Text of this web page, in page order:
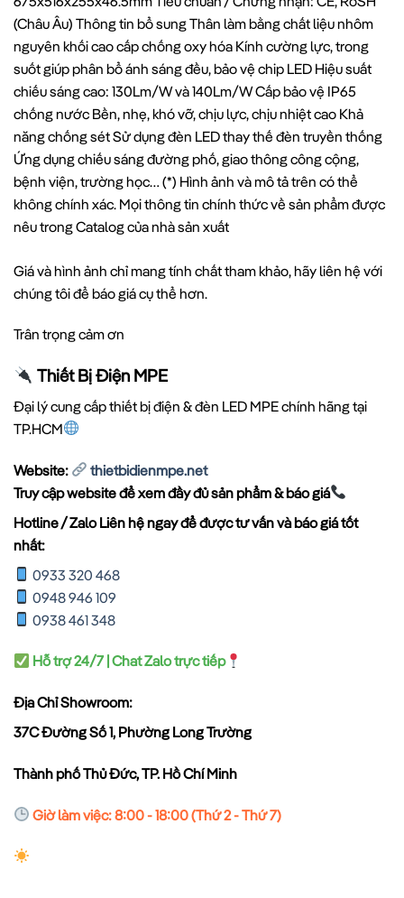
(Châu Âu) Thông tin bổ sung Thân làm bằng chất liệu nhôm
nguyên khối cao cấp chống oxy hóa Kính cường lực, trong
suốt giúp phân bổ ánh sáng đều, bảo vệ chip LED Hiệu suất
chiếu sáng cao: 130Lm/W và 140Lm/W Cấp bảo vệ IP65
chống nước Bền, nhẹ, khó vỡ, chịu lực, chịu nhiệt cao Khả
năng chống sét Sử dụng đèn LED thay thế đèn truyền thống
Ứng dụng chiếu sáng đường phố, giao thông công cộng,
bệnh viện, trường học… (*) Hình ảnh và mô tả trên có thể
không chính xác. Mọi thông tin chính thức về sản phẩm được
nêu trong Catalog của nhà sản xuất
Giá và hình ảnh chỉ mang tính chất tham khảo, hãy liên hệ với
chúng tôi để báo giá cụ thể hơn.
Trân trọng cảm ơn
Thiết Bị Điện MPE
Đại lý cung cấp thiết bị điện & đèn LED MPE chính hãng tại
TP.HCM
Website:
thietbidienmpe.net
Truy cập website để xem đầy đủ sản phẩm & báo giá
Hotline / Zalo Liên hệ ngay để được tư vấn và báo giá tốt
nhất:
0933 320 468
0948 946 109
0938 461 348
Hỗ trợ 24/7 | Chat Zalo trực tiếp
Địa Chỉ Showroom:
37C Đường Số 1, Phường Long Trường
Thành phố Thủ Đức, TP. Hồ Chí Minh
Giờ làm việc: 8:00 - 18:00 (Thứ 2 - Thứ 7)